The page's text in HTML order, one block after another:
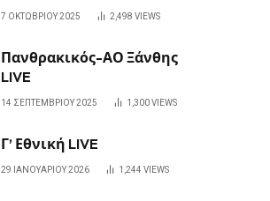
7 ΟΚΤΩΒΡΊΟΥ 2025 2,498 VIEWS
Πανθρακικός-ΑΟ Ξάνθης
LIVE
14 ΣΕΠΤΕΜΒΡΊΟΥ 2025 1,300VIEWS
Γ’ Εθνική LIVE
29 ΙΑΝΟΥΑΡΊΟΥ 2026 1,244 VIEWS